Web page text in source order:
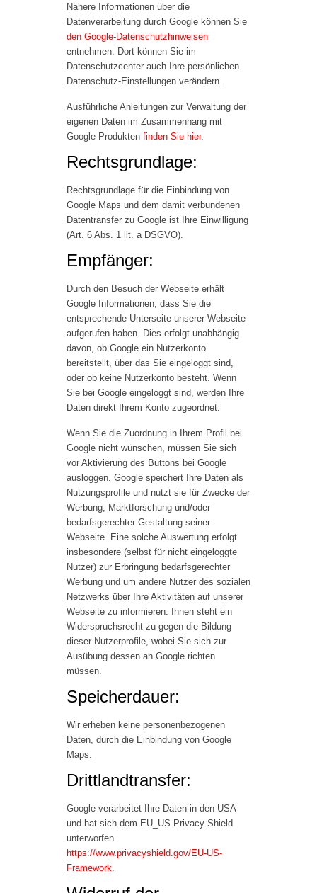
Nähere Informationen über die
Datenverarbeitung durch Google können Sie
den Google-Datenschutzhinweisen
entnehmen. Dort können Sie im
Datenschutzcenter auch Ihre persönlichen
Datenschutz-Einstellungen verändern.
Ausführliche Anleitungen zur Verwaltung der
eigenen Daten im Zusammenhang mit
Google-Produkten finden Sie hier.
Rechtsgrundlage:
Rechtsgrundlage für die Einbindung von
Google Maps und dem damit verbundenen
Datentransfer zu Google ist Ihre Einwilligung
(Art. 6 Abs. 1 lit. a DSGVO).
Empfänger:
Durch den Besuch der Webseite erhält
Google Informationen, dass Sie die
entsprechende Unterseite unserer Webseite
aufgerufen haben. Dies erfolgt unabhängig
davon, ob Google ein Nutzerkonto
bereitstellt, über das Sie eingeloggt sind,
oder ob keine Nutzerkonto besteht. Wenn
Sie bei Google eingeloggt sind, werden Ihre
Daten direkt Ihrem Konto zugeordnet.
Wenn Sie die Zuordnung in Ihrem Profil bei
Google nicht wünschen, müssen Sie sich
vor Aktivierung des Buttons bei Google
ausloggen. Google speichert Ihre Daten als
Nutzungsprofile und nutzt sie für Zwecke der
Werbung, Marktforschung und/oder
bedarfsgerechter Gestaltung seiner
Webseite. Eine solche Auswertung erfolgt
insbesondere (selbst für nicht eingeloggte
Nutzer) zur Erbringung bedarfsgerechter
Werbung und um andere Nutzer des sozialen
Netzwerks über Ihre Aktivitäten auf unserer
Webseite zu informieren. Ihnen steht ein
Widerspruchsrecht zu gegen die Bildung
dieser Nutzerprofile, wobei Sie sich zur
Ausübung dessen an Google richten
müssen.
Speicherdauer:
Wir erheben keine personenbezogenen
Daten, durch die Einbindung von Google
Maps.
Drittlandtransfer:
Google verarbeitet Ihre Daten in den USA
und hat sich dem EU_US Privacy Shield
unterworfen
https://www.privacyshield.gov/EU-US-
Framework